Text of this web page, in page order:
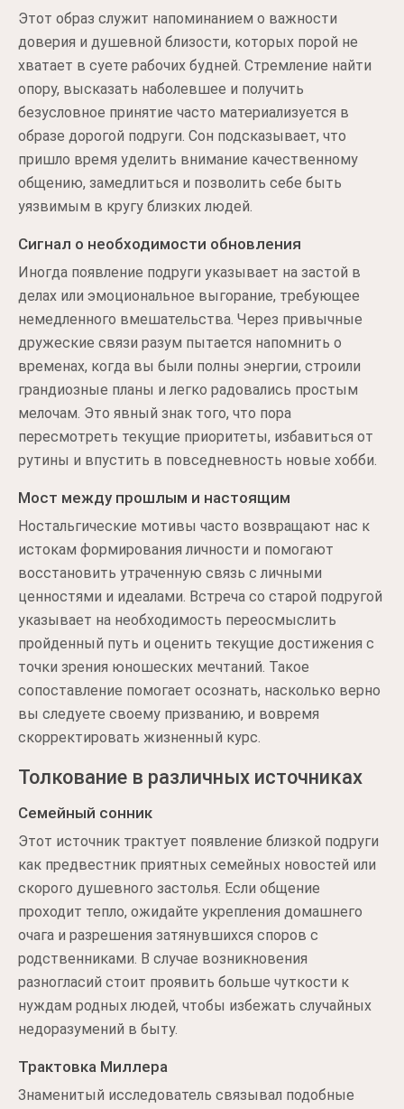
Этот образ служит напоминанием о важности
доверия и душевной близости, которых порой не
хватает в суете рабочих будней. Стремление найти
опору, высказать наболевшее и получить
безусловное принятие часто материализуется в
образе дорогой подруги. Сон подсказывает, что
пришло время уделить внимание качественному
общению, замедлиться и позволить себе быть
уязвимым в кругу близких людей.
Сигнал о необходимости обновления
Иногда появление подруги указывает на застой в
делах или эмоциональное выгорание, требующее
немедленного вмешательства. Через привычные
дружеские связи разум пытается напомнить о
временах, когда вы были полны энергии, строили
грандиозные планы и легко радовались простым
мелочам. Это явный знак того, что пора
пересмотреть текущие приоритеты, избавиться от
рутины и впустить в повседневность новые хобби.
Мост между прошлым и настоящим
Ностальгические мотивы часто возвращают нас к
истокам формирования личности и помогают
восстановить утраченную связь с личными
ценностями и идеалами. Встреча со старой подругой
указывает на необходимость переосмыслить
пройденный путь и оценить текущие достижения с
точки зрения юношеских мечтаний. Такое
сопоставление помогает осознать, насколько верно
вы следуете своему призванию, и вовремя
скорректировать жизненный курс.
Толкование в различных источниках
Семейный сонник
Этот источник трактует появление близкой подруги
как предвестник приятных семейных новостей или
скорого душевного застолья. Если общение
проходит тепло, ожидайте укрепления домашнего
очага и разрешения затянувшихся споров с
родственниками. В случае возникновения
разногласий стоит проявить больше чуткости к
нуждам родных людей, чтобы избежать случайных
недоразумений в быту.
Трактовка Миллера
Знаменитый исследователь связывал подобные